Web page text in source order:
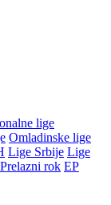
lige
Omladinske lige
Lige Srbije Lige
Prelazni rok EP